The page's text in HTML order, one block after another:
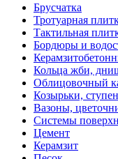
Брусчатка
Тротуарная
Тактильная
Бордюры и
Кольца жби,
Облицовочный
Козырьки,
Вазоны,
Системы
Цемент
Керамзит